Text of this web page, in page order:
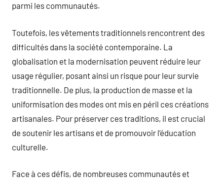
parmi les communautés.
Toutefois, les vêtements traditionnels rencontrent des
difficultés dans la société contemporaine. La
globalisation et la modernisation peuvent réduire leur
usage régulier, posant ainsi un risque pour leur survie
traditionnelle. De plus, la production de masse et la
uniformisation des modes ont mis en péril ces créations
artisanales. Pour préserver ces traditions, il est crucial
de soutenir les artisans et de promouvoir l’éducation
culturelle.
Face à ces défis, de nombreuses communautés et